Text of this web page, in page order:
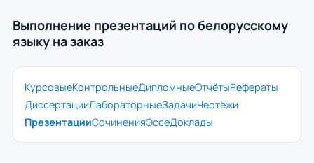
Выполнение презентаций по белорусскому
языку на заказ
КурсовыеКонтрольныеДипломныеОтчётыРефераты
ДиссертацииЛабораторныеЗадачиЧертёжи
ПрезентацииСочиненияЭссеДоклады